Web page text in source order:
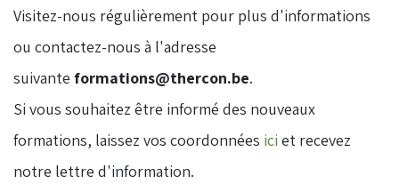
Visitez-nous régulièrement pour plus d'informations
ou contactez-nous à l'adresse
suivante formations@thercon.be.
​Si vous souhaitez être informé des nouveaux
formations, laissez vos coordonnées ici et recevez
notre lettre d'information.